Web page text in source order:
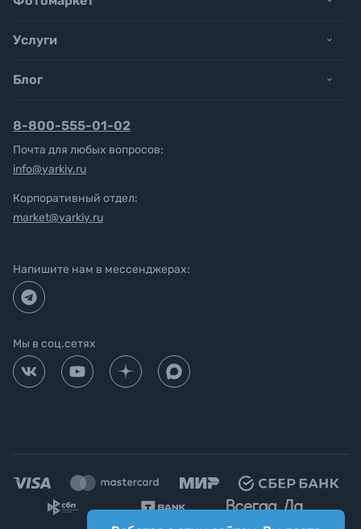
Услуги
Блог
8-800-555-01-02
Почта для любых вопросов:
info@yarkiy.ru
Корпоративный отдел:
market@yarkiy.ru
Напишите нам в мессенджерах:
Мы в соц.сетях